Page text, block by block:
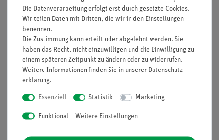
Smartphone (ab Android 6.0) oder Windows (ab
Version 10) oder Linux (Debian)
Aktive Bluetooth-Verbindung
App-Berechtigung für Kamera / Video / Audio / GPS bei
Nutzung entsprechender Funktion
Downloads
iOS:
Die iOS-Variante der measureAPP Exam finden Sie
Die Datenverarbeitung erfolgt erst durch gesetzte Cookies.
Wir teilen Daten mit Dritten, die wir in den Einstellungen
benennen.
Die Zustimmung kann erteilt oder abgelehnt werden. Sie
haben das Recht, nicht einzuwilligen und die Einwilligung zu
einem späteren Zeitpunkt zu ändern oder zu widerrufen.
Weitere Informationen finden Sie in unserer Daten­schutz­
erklärung.
Essenziell Statistik Marketing
Funktional Weitere Einstellungen